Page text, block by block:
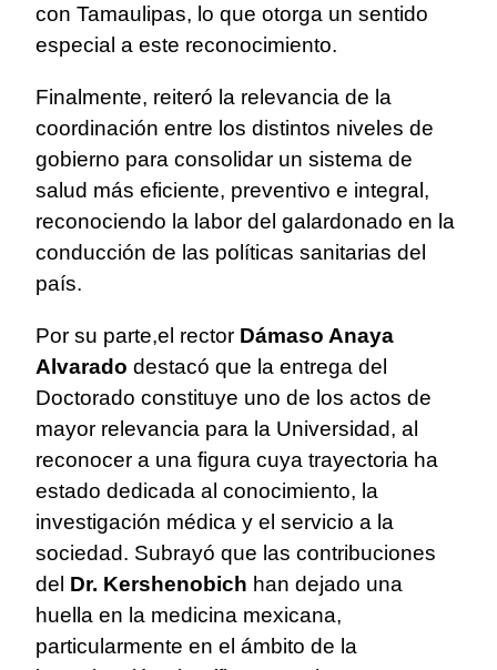
con Tamaulipas, lo que otorga un sentido
especial a este reconocimiento.
Finalmente, reiteró la relevancia de la
coordinación entre los distintos niveles de
gobierno para consolidar un sistema de
salud más eficiente, preventivo e integral,
reconociendo la labor del galardonado en la
conducción de las políticas sanitarias del
país.
Por su parte,el rector Dámaso Anaya
Alvarado destacó que la entrega del
Doctorado constituye uno de los actos de
mayor relevancia para la Universidad, al
reconocer a una figura cuya trayectoria ha
estado dedicada al conocimiento, la
investigación médica y el servicio a la
sociedad. Subrayó que las contribuciones
del Dr. Kershenobich han dejado una
huella en la medicina mexicana,
particularmente en el ámbito de la